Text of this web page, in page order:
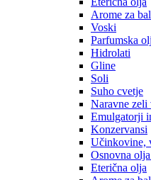
Arome za
Voski
Parfumska
Hidrolati
Gline
Soli
Suho cvetje
Naravne zeli
Emulgatorji
Konzervansi
Učinkovine,
Osnovna
Eterična olja